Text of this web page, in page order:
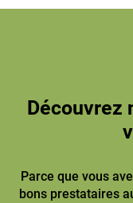
Découvrez
Parce que vous
bons prestataires